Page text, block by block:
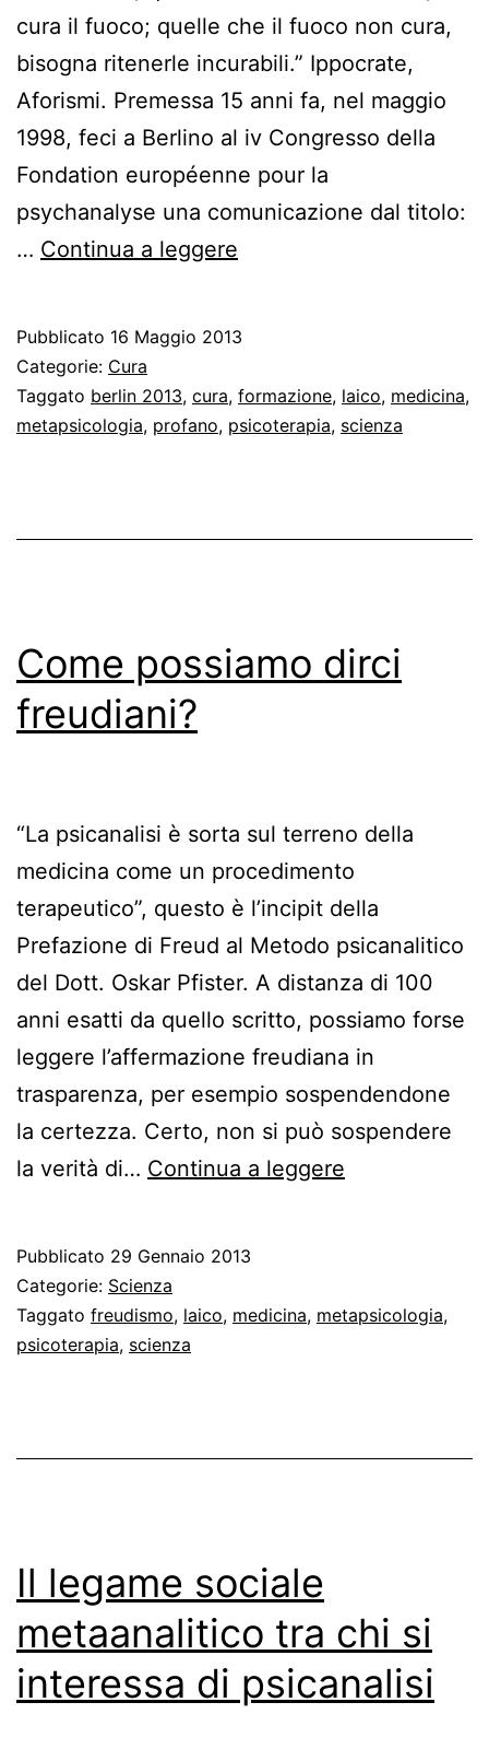
cura il fuoco; quelle che il fuoco non cura,
bisogna ritenerle incurabili.” Ippocrate,
Aforismi. Premessa 15 anni fa, nel maggio
1998, feci a Berlino al iv Congresso della
Fondation européenne pour la
psychanalyse una comunicazione dal titolo:
… Continua a leggere
freudiana
ovvero
di
Pubblicato 16 Maggio 2013
Categorie: Cura
Taggato berlin 2013, cura, formazione, laico, medicina,
metapsicologia, profano, psicoterapia, scienza
Come possiamo dirci
freudiani?
“La psicanalisi è sorta sul terreno della
medicina come un procedimento
terapeutico”, questo è l’incipit della
Prefazione di Freud al Metodo psicanalitico
del Dott. Oskar Pfister. A distanza di 100
anni esatti da quello scritto, possiamo forse
leggere l’affermazione freudiana in
trasparenza, per esempio sospendendone
la certezza. Certo, non si può sospendere
la verità di… Continua a leggere
Pubblicato 29 Gennaio 2013
Categorie: Scienza
Taggato freudismo, laico, medicina, metapsicologia,
psicoterapia, scienza
Il legame sociale
metaanalitico tra chi si
interessa di psicanalisi